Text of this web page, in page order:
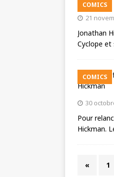
COMICS
21
Jonathan
Cyclope et
COMICS
30
Pour
Hickman.
« 1